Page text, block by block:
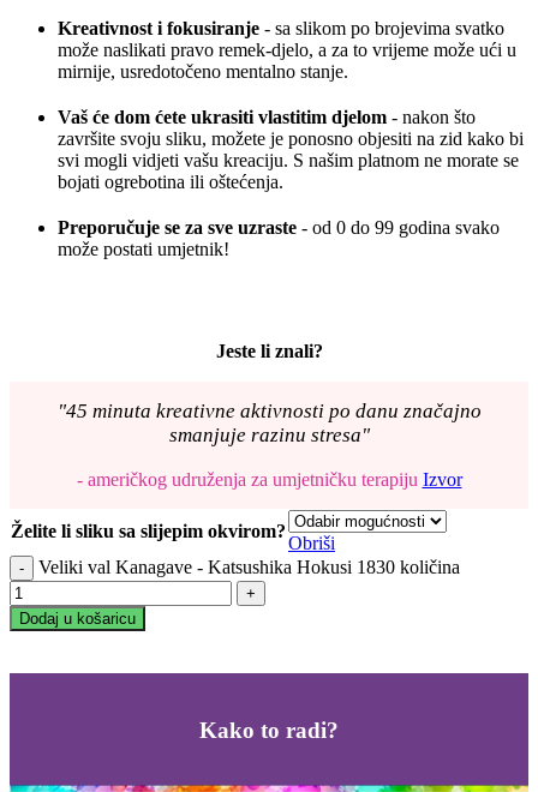
Kreativnost i fokusiranje - sa slikom po brojevima svatko
može naslikati pravo remek-djelo, a za to vrijeme može ući u
mirnije, usredotočeno mentalno stanje.
Vaš će dom ćete ukrasiti vlastitim djelom - nakon što
završite svoju sliku, možete je ponosno objesiti na zid kako bi
svi mogli vidjeti vašu kreaciju. S našim platnom ne morate se
bojati ogrebotina ili oštećenja.
Preporučuje se za sve uzraste - od 0 do 99 godina svako
može postati umjetnik!
Jeste li znali?
"45 minuta kreativne aktivnosti po danu značajno
smanjuje razinu stresa"
- američkog udruženja za umjetničku terapiju Izvor
Želite li sliku sa slijepim okvirom?
Obriši
Veliki val Kanagave - Katsushika Hokusi 1830 količina
Dodaj u košaricu
Kako to radi?